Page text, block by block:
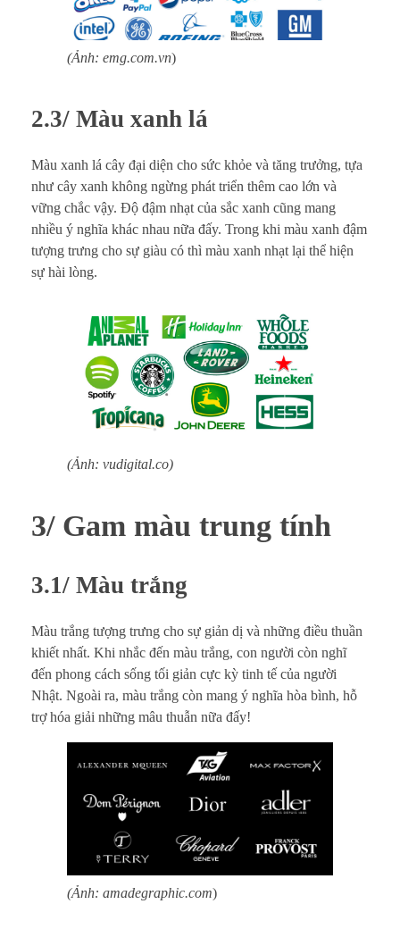
(Ảnh: emg.com.vn)
2.3/ Màu xanh lá
Màu xanh lá cây đại diện cho sức khỏe và tăng trưởng, tựa
như cây xanh không ngừng phát triển thêm cao lớn và
vững chắc vậy. Độ đậm nhạt của sắc xanh cũng mang
nhiều ý nghĩa khác nhau nữa đấy. Trong khi màu xanh đậm
tượng trưng cho sự giàu có thì màu xanh nhạt lại thể hiện
sự hài lòng.
(Ảnh: vudigital.co)
3/ Gam màu trung tính
3.1/ Màu trắng
Màu trắng tượng trưng cho sự giản dị và những điều thuần
khiết nhất. Khi nhắc đến màu trắng, con người còn nghĩ
đến phong cách sống tối giản cực kỳ tinh tế của người
Nhật. Ngoài ra, màu trắng còn mang ý nghĩa hòa bình, hỗ
trợ hóa giải những mâu thuẫn nữa đấy!
(Ảnh: amadegraphic.com)